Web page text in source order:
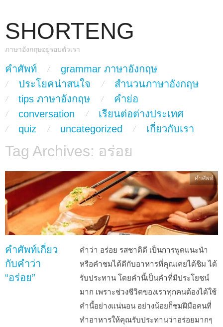
SHORTENG
ภาษาอังกฤษอยู่รอบตัวเรา
Main Menu
skip to content
คำศัพท์
grammar ภาษาอังกฤษ
ประโยคน่าสนใจ
สำนวนภาษาอังกฤษ
tips ภาษาอังกฤษ
คำย่อ
conversation
เรียนต่อต่างประเทศ
quiz
uncategorized เกี่ยวกับเรา
Tag Archives: อร่อย
คำศัพท์เกี่ยว
กับคำว่า
“อร่อย”
คำว่า อร่อย รสชาติดี เป็นการพูดแนะนำ
หรือคำชมได้ดีกับอาหารที่คุณเคยได้ชิม ได้
รับประทาน โดยคำนี้เป็นคำที่มีประโยชน์
มาก เพราะช่วงชีวิตของเราทุกคนต้องได้ใช้
คำนี้อย่างแน่นอน อย่างน้อยก็ชมฝีมือคนที่
ทำอาหารให้คุณรับประทานว่าอร่อยมากๆ
คำศัพท์